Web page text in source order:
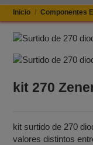
Inicio Componentes
kit 270
kit surtido de 270
valores distintos